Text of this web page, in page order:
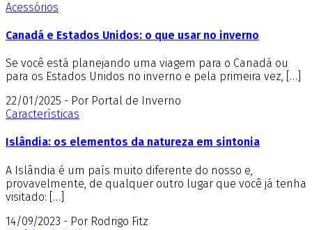
Acessórios
Canadá e Estados Unidos: o que usar no inverno
Se você está planejando uma viagem para o Canadá ou
para os Estados Unidos no inverno e pela primeira vez, […]
22/01/2025 - Por Portal de Inverno
Características
Islândia: os elementos da natureza em sintonia
A Islândia é um país muito diferente do nosso e,
provavelmente, de qualquer outro lugar que você já tenha
visitado: […]
14/09/2023 - Por Rodrigo Fitz